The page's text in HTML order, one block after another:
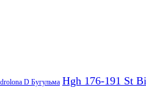
D Бугульма Hgh 176-191 St